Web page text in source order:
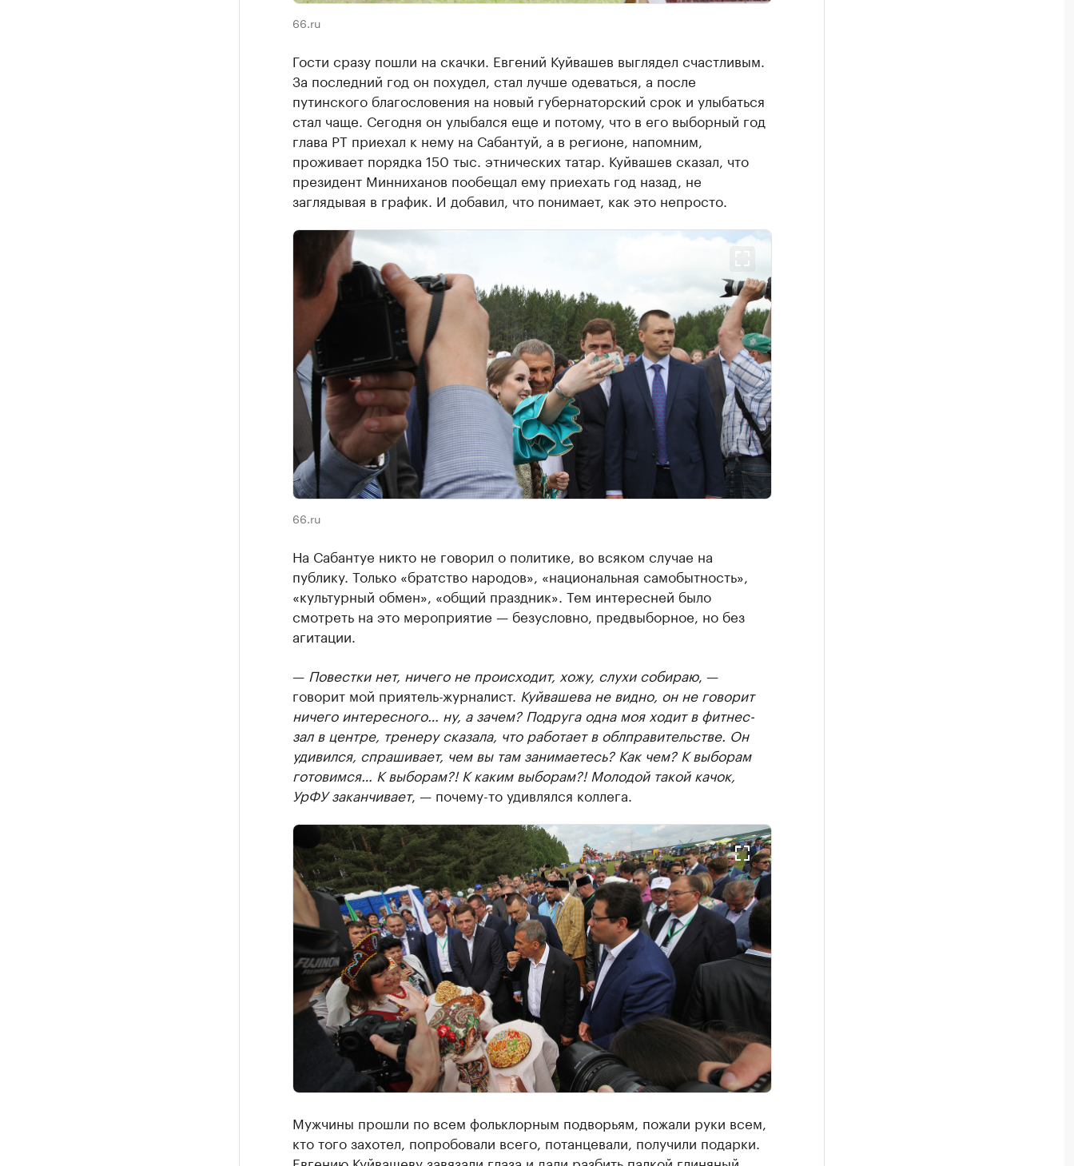
66.ru
Гости сразу пошли на скачки. Евгений Куйвашев выглядел счастливым.
За последний год он похудел, стал лучше одеваться, а после
путинского благословения на новый губернаторский срок и улыбаться
стал чаще. Сегодня он улыбался еще и потому, что в его выборный год
глава РТ приехал к нему на Сабантуй, а в регионе, напомним,
проживает порядка 150 тыс. этнических татар. Куйвашев сказал, что
президент Минниханов пообещал ему приехать год назад, не
заглядывая в график. И добавил, что понимает, как это непросто.
66.ru
На Сабантуе никто не говорил о политике, во всяком случае на
публику. Только «братство народов», «национальная самобытность»,
«культурный обмен», «общий праздник». Тем интересней было
смотреть на это мероприятие — безусловно, предвыборное, но без
агитации.
— Повестки нет, ничего не происходит, хожу, слухи собираю, —
говорит мой приятель-журналист. Куйвашева не видно, он не говорит
ничего интересного… ну, а зачем? Подруга одна моя ходит в фитнес-
зал в центре, тренеру сказала, что работает в облправительстве. Он
удивился, спрашивает, чем вы там занимаетесь? Как чем? К выборам
готовимся… К выборам?! К каким выборам?! Молодой такой качок,
УрФУ заканчивает, — почему-то удивлялся коллега.
Мужчины прошли по всем фольклорным подворьям, пожали руки всем,
кто того захотел, попробовали всего, потанцевали, получили подарки.